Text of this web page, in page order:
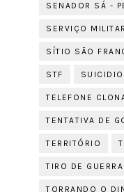
SENADOR SÁ -
SERVIÇO MILITAR
SÍTIO SÃO
STF SUICIDIO
TELEFONE
TENTATIVA DE
TERRITÓRIO
TIRO DE
TORRANDO O